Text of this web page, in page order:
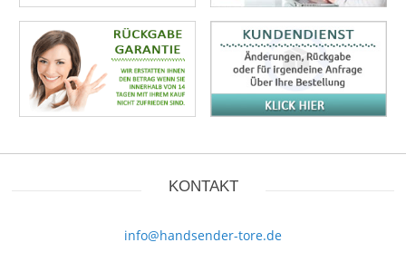
KONTAKT
info@handsender-tore.de